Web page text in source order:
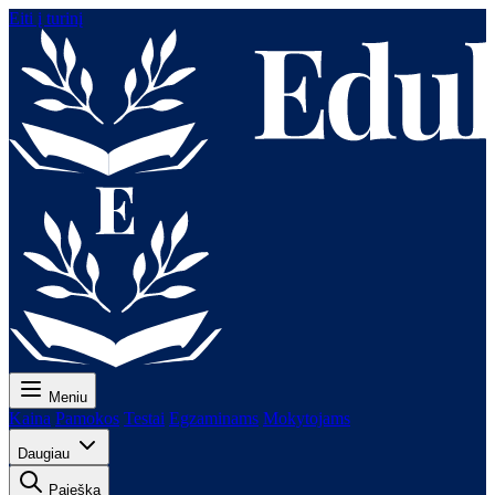
Eiti į turinį
Meniu
Kaina Pamokos Testai Egzaminams Mokytojams
Daugiau
Paieška